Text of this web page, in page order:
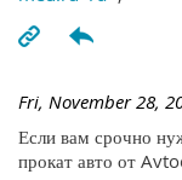
Fri, November 28,
Если вам срочно
прокат авто от